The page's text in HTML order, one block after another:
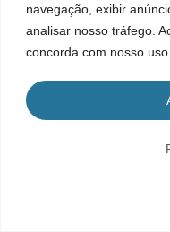
navegação, exibir
analisar nosso tráfego.
concorda com nosso uso